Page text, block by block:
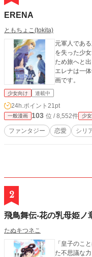
ERENA
ともちょこ(tokita)
元軍人であ
を失った少
ため旅へと
エレナは一
画です。
少女向け 連載中
24h.ポイント 21pt
一般漫画 103 位 / 8,552件 少
ファンタジー 恋愛 シリ
2
飛鳥舞伝-花の乳母姫ノ
たぬキつネこ
「皇子のこ
た不思議な